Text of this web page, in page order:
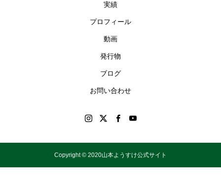
実績
プロフィール
動画
発行物
ブログ
お問い合わせ
Copyright © 2020山本ようすけ公式サイト